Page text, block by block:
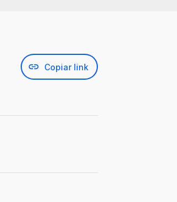
Copiar link